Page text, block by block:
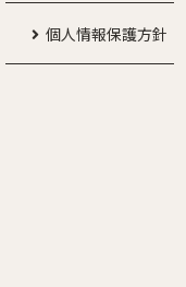
個人情報保護方針